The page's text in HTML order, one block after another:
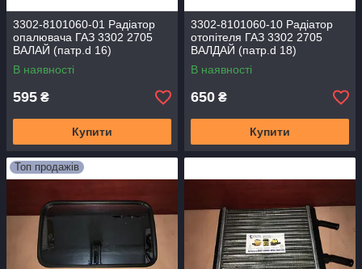
3302-8101060-01 Радіатор
опалювача ГАЗ 3302 2705
ВАЛАЙ (патр.d 16)
(TEMPEST)
В наявності
595 ₴
Купити
3302-8101060-10 Радіатор
отопітеля ГАЗ 3302 2705
ВАЛДАЙ (патр.d 18)
В наявності
650 ₴
Купити
Топ продажів